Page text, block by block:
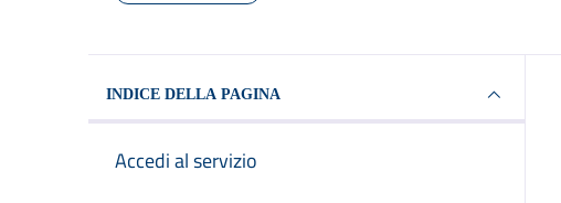
INDICE DELLA PAGINA
Accedi al servizio